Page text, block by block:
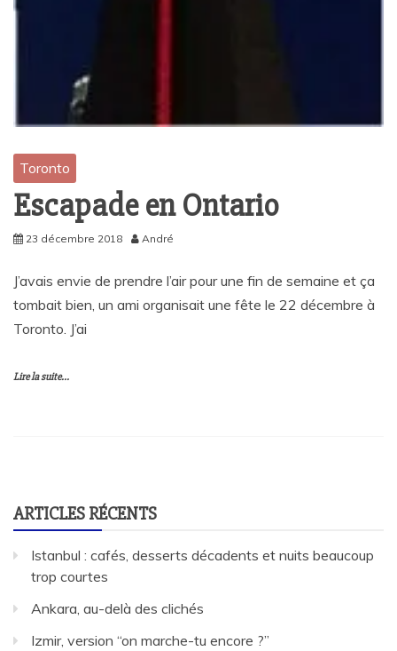
Toronto
Escapade en Ontario
23 décembre 2018 André
J’avais envie de prendre l’air pour une fin de semaine et ça
tombait bien, un ami organisait une fête le 22 décembre à
Toronto. J’ai
Lire la suite...
ARTICLES RÉCENTS
Istanbul : cafés, desserts décadents et nuits beaucoup
trop courtes
Ankara, au-delà des clichés
Izmir, version “on marche-tu encore ?”